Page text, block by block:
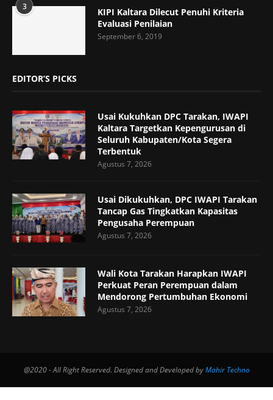
3
KIPI Kaltara Dilecut Penuhi Kriteria
Evaluasi Penilaian
September 6, 2019
EDITOR’S PICKS
Usai Kukuhkan DPC Tarakan, IWAPI
Kaltara Targetkan Kepengurusan di
Seluruh Kabupaten/Kota Segera
Terbentuk
Agustus 7, 2026
Usai Dikukuhkan, DPC IWAPI Tarakan
Tancap Gas Tingkatkan Kapasitas
Pengusaha Perempuan
Agustus 7, 2026
Wali Kota Tarakan Harapkan IWAPI
Perkuat Peran Perempuan dalam
Mendorong Pertumbuhan Ekonomi
Agustus 7, 2026
@2020 - All Right Reserved. Designed and Developed byMahir Techno